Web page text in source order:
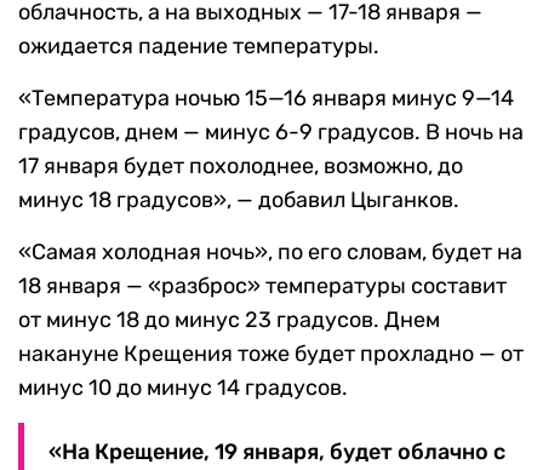
облачность, а на выходных — 17-18 января —
ожидается падение температуры.
«Температура ночью 15—16 января минус 9—14
градусов, днем — минус 6-9 градусов. В ночь на
17 января будет похолоднее, возможно, до
минус 18 градусов», — добавил Цыганков.
«Самая холодная ночь», по его словам, будет на
18 января — «разброс» температуры составит
от минус 18 до минус 23 градусов. Днем
накануне Крещения тоже будет прохладно — от
минус 10 до минус 14 градусов.
«На Крещение, 19 января, будет облачно с